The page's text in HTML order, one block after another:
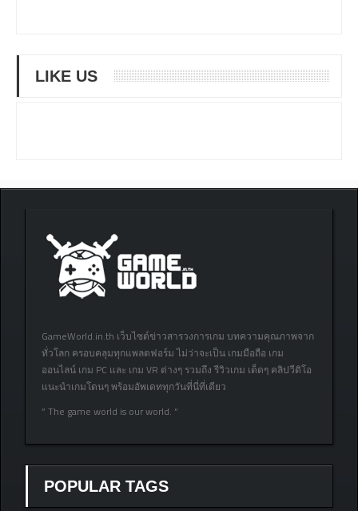
LIKE US
GameWorld.in.th เว็บไซต์ข่าวสารวงการเกม บทความคุณภาพจาก
ทั่วโลก ครอบคลุมทุกแพลตฟอร์ม ไม่ว่าจะเป็น เกมมือถือ เกม
ออนไลน์ เกม PC และ เกม VR ต่างๆ รวมถึง รีวิวเกม เด็ดๆ คลิปวีดิโอ
แนะนำเกมโดนๆ พร้อมอัพเดททุกวันที่นี่ที่เดียว
” The game world is our world. “
POPULAR TAGS